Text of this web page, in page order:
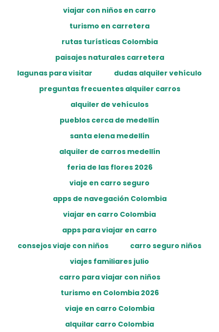
viajar con niños en carro
turismo en carretera
rutas turísticas Colombia
paisajes naturales carretera
lagunas para visitar
dudas alquiler vehículo
preguntas frecuentes alquiler carros
alquiler de vehículos
pueblos cerca de medellín
santa elena medellín
alquiler de carros medellín
feria de las flores 2026
viaje en carro seguro
apps de navegación Colombia
viajar en carro Colombia
apps para viajar en carro
consejos viaje con niños
carro seguro niños
viajes familiares julio
carro para viajar con niños
turismo en Colombia 2026
viaje en carro Colombia
alquilar carro Colombia